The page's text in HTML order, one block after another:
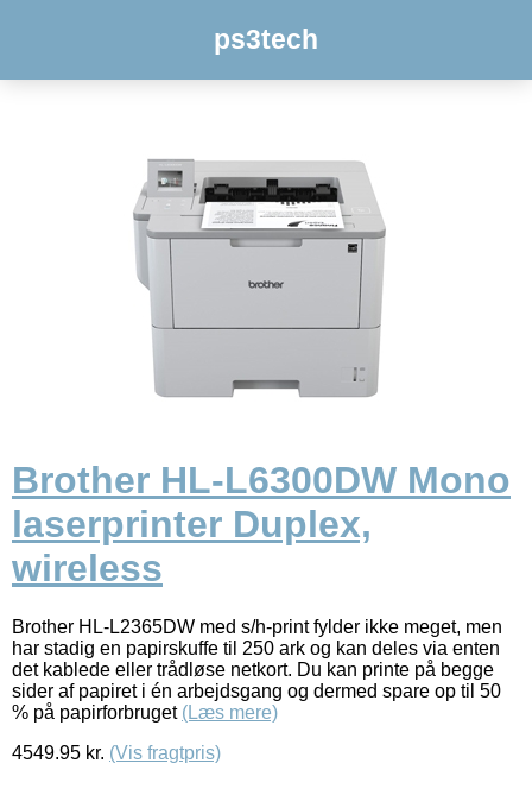
ps3tech
Brother HL-L6300DW Mono
laserprinter Duplex,
wireless
Brother HL-L2365DW med s/h-print fylder ikke meget, men
har stadig en papirskuffe til 250 ark og kan deles via enten
det kablede eller trådløse netkort. Du kan printe på begge
sider af papiret i én arbejdsgang og dermed spare op til 50
% på papirforbruget (Læs mere)
4549.95 kr. (Vis fragtpris)